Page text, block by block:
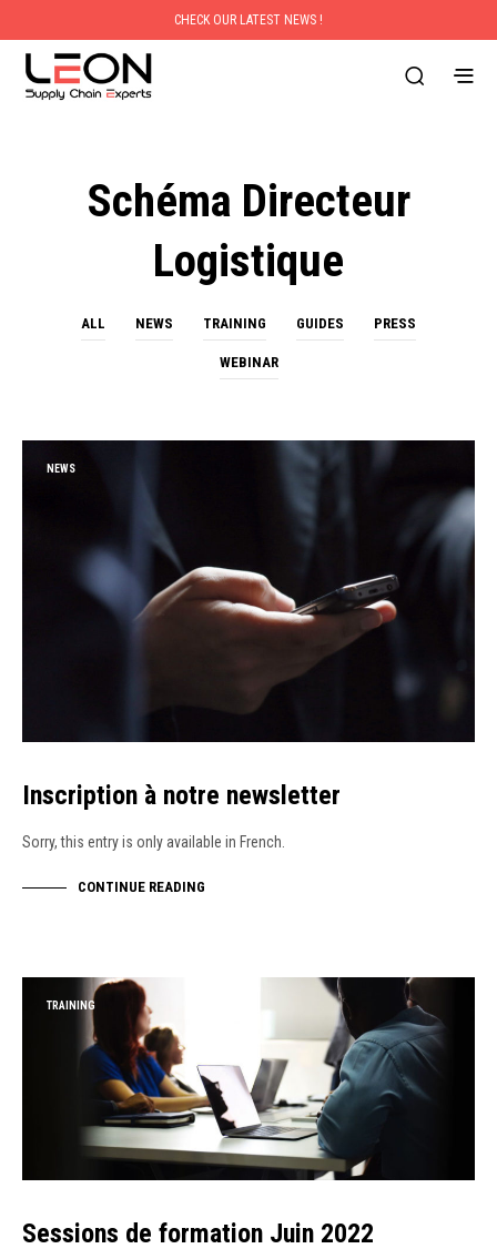
CHECK OUR LATEST NEWS !
Schéma Directeur
Logistique
ALL NEWS TRAINING GUIDES PRESS
WEBINAR
NEWS
Inscription à notre newsletter
Sorry, this entry is only available in French.
CONTINUE READING
TRAINING
Sessions de formation Juin 2022